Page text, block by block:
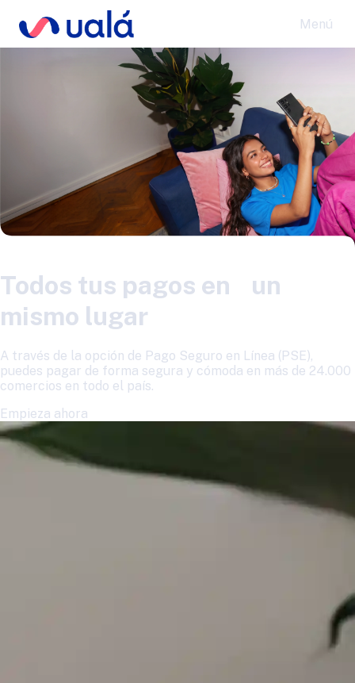
Menú
Todos tus pagos en un
mismo lugar
A través de la opción de Pago Seguro en Línea (PSE),
puedes pagar de forma segura y cómoda en más de 24.000
comercios en todo el país.
Empieza ahora